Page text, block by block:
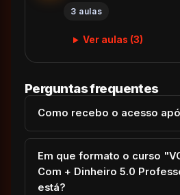
3 aulas
Ver aulas (3)
Perguntas frequentes
Como recebo o acesso
Em que formato o curso
Com + Dinheiro 5.0
está?